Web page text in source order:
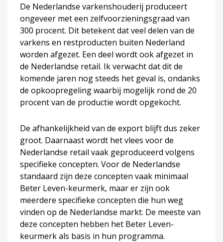
De Nederlandse varkenshouderij produceert
ongeveer met een zelfvoorzieningsgraad van
300 procent. Dit betekent dat veel delen van de
varkens en restproducten buiten Nederland
worden afgezet. Een deel wordt ook afgezet in
de Nederlandse retail. Ik verwacht dat dit de
komende jaren nog steeds het geval is, ondanks
de opkoopregeling waarbij mogelijk rond de 20
procent van de productie wordt opgekocht.
De afhankelijkheid van de export blijft dus zeker
groot. Daarnaast wordt het vlees voor de
Nederlandse retail vaak geproduceerd volgens
specifieke concepten. Voor de Nederlandse
standaard zijn deze concepten vaak minimaal
Beter Leven-keurmerk, maar er zijn ook
meerdere specifieke concepten die hun weg
vinden op de Nederlandse markt. De meeste van
deze concepten hebben het Beter Leven-
keurmerk als basis in hun programma.